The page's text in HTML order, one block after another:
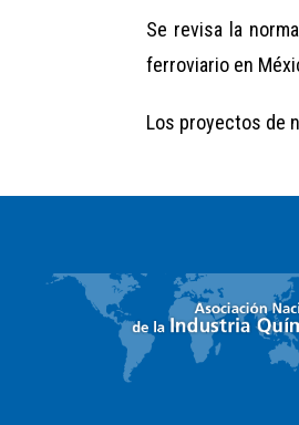
Se revisa la
ferroviario en
Los proyectos de